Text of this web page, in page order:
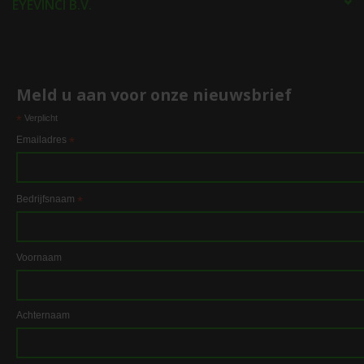
EYEVINCI B.V.
Meld u aan voor onze nieuwsbrief
* Verplicht
Emailadres *
Bedrijfsnaam *
Voornaam
Achternaam